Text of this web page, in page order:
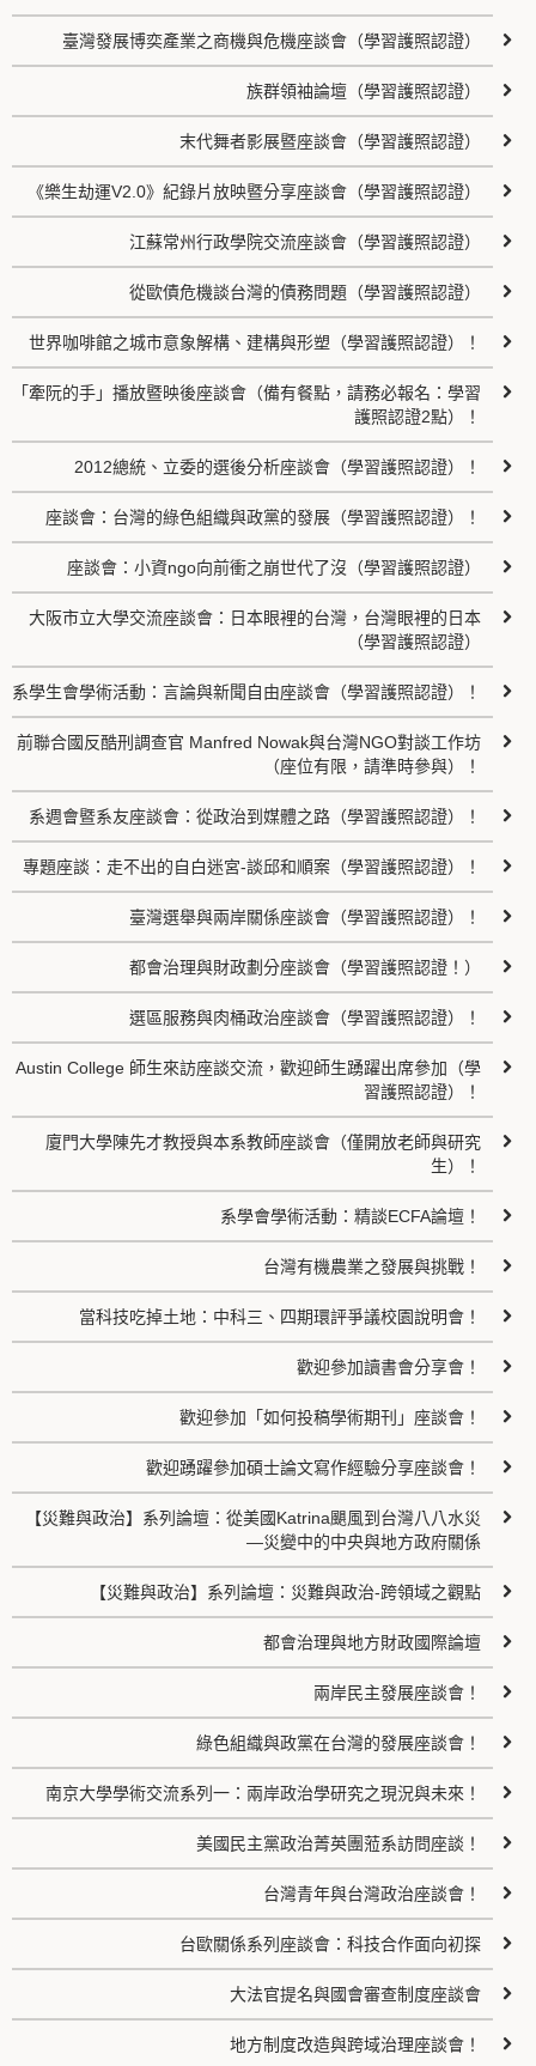
臺灣發展博奕產業之商機與危機座談會（學習護照認證）
族群領袖論壇（學習護照認證）
末代舞者影展暨座談會（學習護照認證）
《樂生劫運V2.0》紀錄片放映暨分享座談會（學習護照認證）
江蘇常州行政學院交流座談會（學習護照認證）
從歐債危機談台灣的債務問題（學習護照認證）
世界咖啡館之城市意象解構、建構與形塑（學習護照認證）！
「牽阮的手」播放暨映後座談會（備有餐點，請務必報名：學習
護照認證2點）！
2012總統、立委的選後分析座談會（學習護照認證）！
座談會：台灣的綠色組織與政黨的發展（學習護照認證）！
座談會：小資ngo向前衝之崩世代了沒（學習護照認證）
大阪市立大學交流座談會：日本眼裡的台灣，台灣眼裡的日本
（學習護照認證）
系學生會學術活動：言論與新聞自由座談會（學習護照認證）！
前聯合國反酷刑調查官 Manfred Nowak與台灣NGO對談工作坊
（座位有限，請準時參與）！
系週會暨系友座談會：從政治到媒體之路（學習護照認證）！
專題座談：走不出的自白迷宮-談邱和順案（學習護照認證）！
臺灣選舉與兩岸關係座談會（學習護照認證）！
都會治理與財政劃分座談會（學習護照認證！）
選區服務與肉桶政治座談會（學習護照認證）！
Austin College 師生來訪座談交流，歡迎師生踴躍出席參加（學
習護照認證）！
廈門大學陳先才教授與本系教師座談會（僅開放老師與研究
生）！
系學會學術活動：精談ECFA論壇！
台灣有機農業之發展與挑戰！
當科技吃掉土地：中科三、四期環評爭議校園說明會！
歡迎參加讀書會分享會！
歡迎參加「如何投稿學術期刊」座談會！
歡迎踴躍參加碩士論文寫作經驗分享座談會！
【災難與政治】系列論壇：從美國Katrina颶風到台灣八八水災
—災變中的中央與地方政府關係
【災難與政治】系列論壇：災難與政治-跨領域之觀點
都會治理與地方財政國際論壇
兩岸民主發展座談會！
綠色組織與政黨在台灣的發展座談會！
南京大學學術交流系列一：兩岸政治學研究之現況與未來！
美國民主黨政治菁英團蒞系訪問座談！
台灣青年與台灣政治座談會！
台歐關係系列座談會：科技合作面向初探
大法官提名與國會審查制度座談會
地方制度改造與跨域治理座談會！